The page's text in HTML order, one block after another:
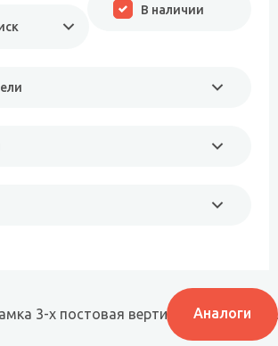
В наличии
3-х постовая вертикальная белая
Аналоги